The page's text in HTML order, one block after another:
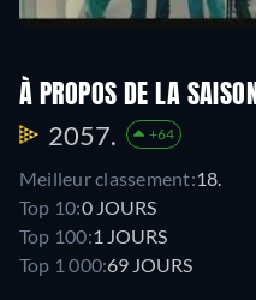
À PROPOS DE LA SAISON
2057. +64
Meilleur classement:18.
Top 10:0 JOURS
Top 100:1 JOURS
Top 1 000:69 JOURS